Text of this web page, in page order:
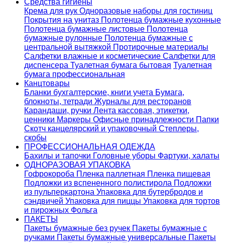
Средства гигиены
Крема для рук Одноразовые наборы для гостиниц
Покрытия на унитаз Полотенца бумажные кухонные
Полотенца бумажные листовые Полотенца
бумажные рулонные Полотенца бумажные с
центральной вытяжкой Протирочные материалы
Салфетки влажные и косметические Салфетки для
диспенсера Туалетная бумага бытовая Туалетная
бумага профессиональная
Канцтовары
Бланки бухгалтерские, книги учета Бумага,
блокноты, тетради Журналы для ресторанов
Карандаши, ручки Лента кассовая, этикетки,
ценники Маркеры Офисные принадлежности Папки
Скотч канцелярский и упаковочный Степлеры,
скобы
ПРОФЕССИОНАЛЬНАЯ ОДЕЖДА
Бахилы и тапочки Головные уборы Фартуки, халаты
ОДНОРАЗОВАЯ УПАКОВКА
Гофрокороба Пленка паллетная Пленка пищевая
Подложки из вспененного полистирола Подложки
из пульперкартона Упаковка для бутербродов и
сэндвичей Упаковка для пиццы Упаковка для тортов
и пирожных Фольга
ПАКЕТЫ
Пакеты бумажные без ручек Пакеты бумажные с
ручками Пакеты бумажные универсальные Пакеты